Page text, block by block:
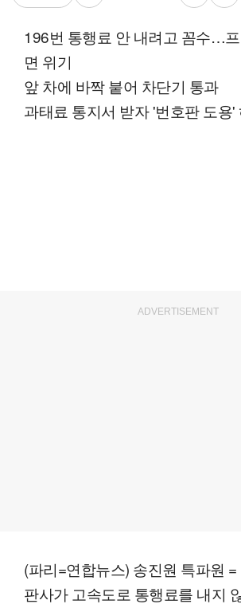
196번 통행료 안 내려고 꼼수…
면 위기
앞 차에 바짝 붙어 차단기 통과
과태료 통지서 받자 '번호판 도용'
ADVERTISEMENT
(파리=연합뉴스) 송진원 특파원
판사가 고속도로 통행료를 내지